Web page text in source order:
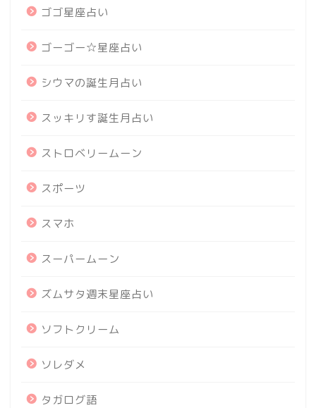
ゴゴ星座占い
ゴーゴー☆星座占い
シウマの誕生月占い
スッキリす誕生月占い
ストロベリームーン
スポーツ
スマホ
スーパームーン
ズムサタ週末星座占い
ソフトクリーム
ソレダメ
タガログ語